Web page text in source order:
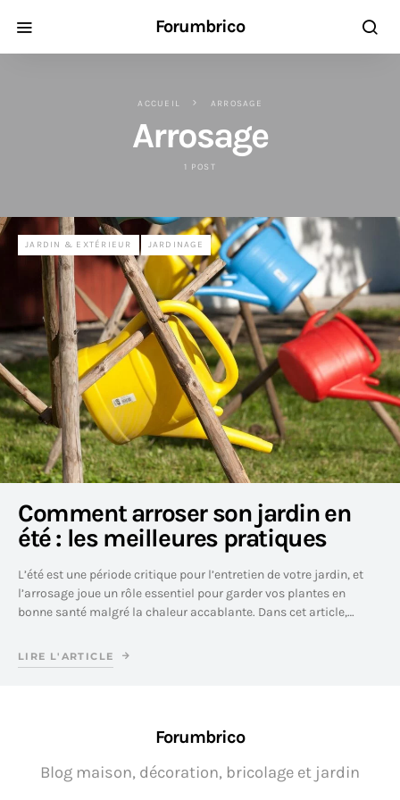
Forumbrico
ACCUEIL ARROSAGE
Arrosage
1 POST
JARDIN & EXTÉRIEUR JARDINAGE
Comment arroser son jardin en
été : les meilleures pratiques
L’été est une période critique pour l’entretien de votre jardin, et
l’arrosage joue un rôle essentiel pour garder vos plantes en
bonne santé malgré la chaleur accablante. Dans cet article,…
LIRE L'ARTICLE
Forumbrico
Blog maison, décoration, bricolage et jardin